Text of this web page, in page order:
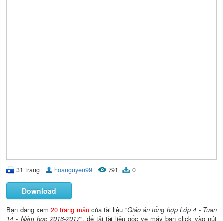
31 trang hoanguyen99 791 0
Download
Bạn đang xem20 trang mẫucủa tài liệu "Giáo án tổng hợp Lớp 4 - Tuần
14 - Năm học 2016-2017", để tải tài liệu gốc về máy bạn click vào nút